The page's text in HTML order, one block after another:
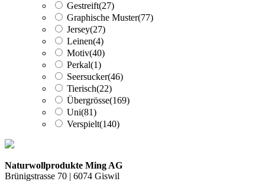
Gestreift(27)
Graphische Muster(77)
Jersey(27)
Leinen(4)
Motiv(40)
Perkal(1)
Seersucker(46)
Tierisch(22)
Übergrösse(169)
Uni(81)
Verspielt(140)
Naturwollprodukte Ming AG
Brünigstrasse 70 | 6074 Giswil